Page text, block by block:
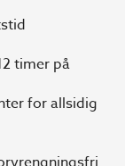
timer på
for allsidig